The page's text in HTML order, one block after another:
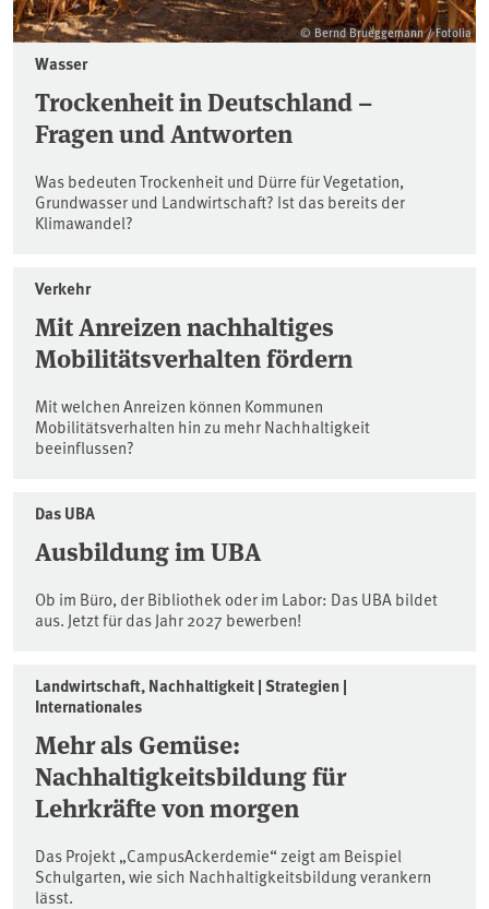
© Bernd Brueggemann / Fotolia
Wasser
Trockenheit in Deutschland –
Fragen und Antworten
Was bedeuten Trockenheit und Dürre für Vegetation,
Grundwasser und Landwirtschaft? Ist das bereits der
Klimawandel?
Verkehr
Mit Anreizen nachhaltiges
Mobilitätsverhalten fördern
Mit welchen Anreizen können Kommunen
Mobilitätsverhalten hin zu mehr Nachhaltigkeit
beeinflussen?
Das UBA
Ausbildung im UBA
Ob im Büro, der Bibliothek oder im Labor: Das UBA bildet
aus. Jetzt für das Jahr 2027 bewerben!
Landwirtschaft, Nachhaltigkeit | Strategien |
Internationales
Mehr als Gemüse:
Nachhaltigkeitsbildung für
Lehrkräfte von morgen
Das Projekt „CampusAckerdemie“ zeigt am Beispiel
Schulgarten, wie sich Nachhaltigkeitsbildung verankern
lässt.